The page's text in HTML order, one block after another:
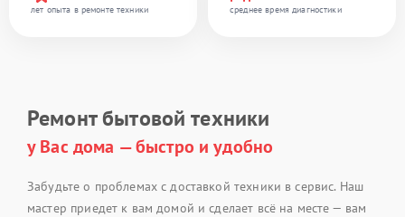
лет опыта в ремонте техники
среднее время диагностики
Ремонт бытовой техники
у Вас дома — быстро и удобно
Забудьте о проблемах с доставкой техники в сервис. Наш
мастер приедет к вам домой и сделает всё на месте — вам